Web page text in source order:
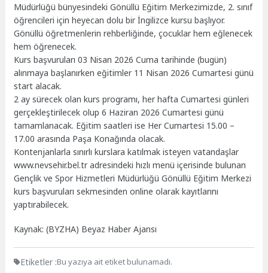
Müdürlüğü bünyesindeki Gönüllü Eğitim Merkezimizde, 2. sınıf
öğrencileri için heyecan dolu bir İngilizce kursu başlıyor.
Gönüllü öğretmenlerin rehberliğinde, çocuklar hem eğlenecek
hem öğrenecek.
Kurs başvuruları 03 Nisan 2026 Cuma tarihinde (bugün)
alınmaya başlanırken eğitimler 11 Nisan 2026 Cumartesi günü
start alacak.
2 ay sürecek olan kurs programı, her hafta Cumartesi günleri
gerçekleştirilecek olup 6 Haziran 2026 Cumartesi günü
tamamlanacak. Eğitim saatleri ise Her Cumartesi 15.00 –
17.00 arasında Paşa Konağında olacak.
Kontenjanlarla sınırlı kurslara katılmak isteyen vatandaşlar
www.nevsehir.bel.tr adresindeki hızlı menü içerisinde bulunan
Gençlik ve Spor Hizmetleri Müdürlüğü Gönüllü Eğitim Merkezi
kurs başvuruları sekmesinden online olarak kayıtlarını
yaptırabilecek.
Kaynak: (BYZHA) Beyaz Haber Ajansı
Etiketler :Bu yazıya ait etiket bulunamadı.